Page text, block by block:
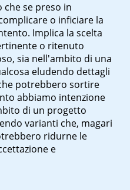
se preso in
o inficiare la
Implica la scelta
o ritenuto
sia nell'ambito di una
eludendo dettagli
potrebbero sortire
abbiamo intenzione
di un progetto
varianti che, magari
ridurne le
e